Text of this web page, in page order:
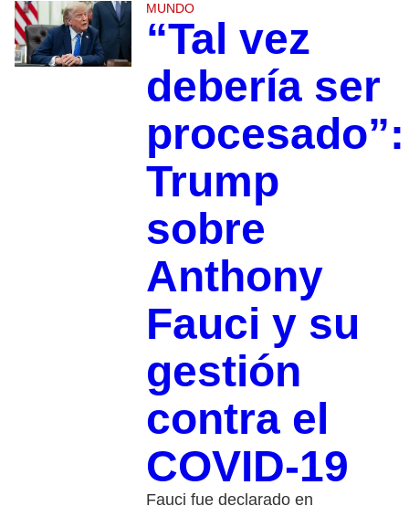
MUNDO
“Tal vez
debería ser
procesado”:
Trump
sobre
Anthony
Fauci y su
gestión
contra el
COVID-19
Fauci fue declarado en